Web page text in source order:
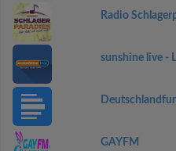
Radio
sunshine live -
GAYFM